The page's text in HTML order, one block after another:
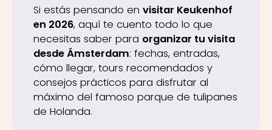
Si estás pensando en visitar Keukenhof
en 2026, aquí te cuento todo lo que
necesitas saber para organizar tu visita
desde Ámsterdam: fechas, entradas,
cómo llegar, tours recomendados y
consejos prácticos para disfrutar al
máximo del famoso parque de tulipanes
de Holanda.